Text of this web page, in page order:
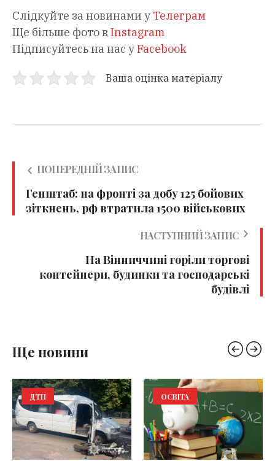
Слідкуйте за новинами у Телеграм
Ще більше фото в Instagram
Підписуйтесь на нас уFacebook
Ваша оцінка матеріалу
ПОПЕРЕДНІЙ ЗАПИС
Генштаб: на фронті за добу 125 бойових
зіткнень, рф втратила 1500 військових
НАСТУПНИЙ ЗАПИС
На Вінниччині горіли торгові
контейнери, будинки та господарські
будівлі
Ще новини
ДТП ОСВІТА